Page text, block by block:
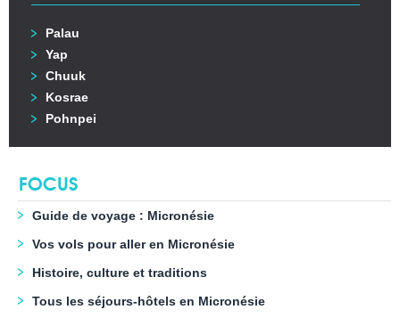
Palau
Yap
Chuuk
Kosrae
Pohnpei
FOCUS
Guide de voyage : Micronésie
Vos vols pour aller en Micronésie
Histoire, culture et traditions
Tous les séjours-hôtels en Micronésie